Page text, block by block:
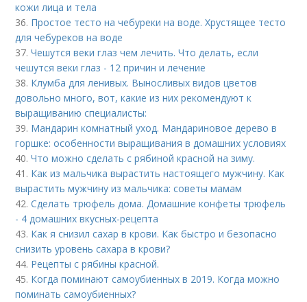
кожи лица и тела
36. Простое тесто на чебуреки на воде. Хрустящее тесто
для чебуреков на воде
37.Чешутся веки глаз чем лечить. Что делать, если
чешутся веки глаз - 12 причин и лечение
38. Клумба для ленивых. Выносливых видов цветов
довольно много, вот, какие из них рекомендуют к
выращиванию специалисты:
39. Мандарин комнатный уход. Мандариновое дерево в
горшке: особенности выращивания в домашних условиях
40.Что можно сделать с рябиной красной на зиму.
41. Как из мальчика вырастить настоящего мужчину. Как
вырастить мужчину из мальчика: советы мамам
42.Сделать трюфель дома. Домашние конфеты трюфель
- 4 домашних вкусных-рецепта
43. Как я снизил сахар в крови. Как быстро и безопасно
снизить уровень сахара в крови?
44. Рецепты с рябины красной.
45. Когда поминают самоубиенных в 2019. Когда можно
поминать самоубиенных?